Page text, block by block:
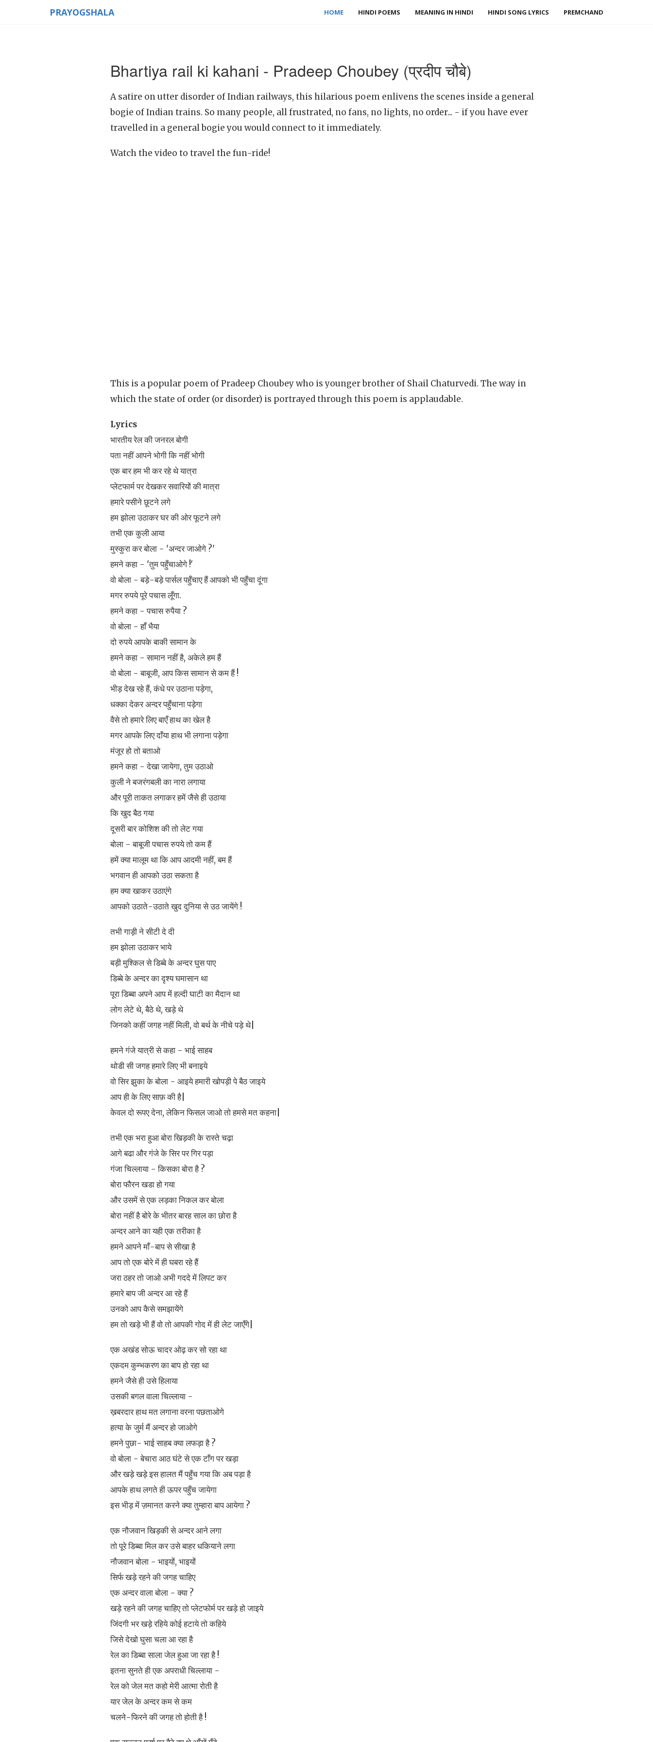
PRAYOGSHALA HOME HINDI POEMS MEANING IN HINDI HINDI SONG LYRICS PREMCHAND
Bhartiya rail ki kahani - Pradeep Choubey (प्रदीप चौबे)
A satire on utter disorder of Indian railways, this hilarious poem enlivens the scenes inside a general
bogie of Indian trains. So many people, all frustrated, no fans, no lights, no order... - if you have ever
travelled in a general bogie you would connect to it immediately.
Watch the video to travel the fun-ride!
This is a popular poem of Pradeep Choubey who is younger brother of Shail Chaturvedi. The way in
which the state of order (or disorder) is portrayed through this poem is applaudable.
Lyrics
भारतीय रेल की जनरल बोगी
पता नहीं आपने भोगी कि नहीं भोगी
एक बार हम भी कर रहे थे यात्रा
प्लेटफार्म पर देखकर सवारियों की मात्रा
हमारे पसीने छूटने लगे
हम झोला उठाकर घर की ओर फूटने लगे
तभी एक कुली आया
मुस्कुरा कर बोला - 'अन्दर जाओगे ?'
हमने कहा - 'तुम पहुँचाओगे !'
वो बोला - बड़े-बड़े पार्सल पहुँचाए हैं आपको भी पहुँचा दूंगा
मगर रुपये पूरे पचास लूँगा.
हमने कहा - पचास रुपैया ?
वो बोला - हाँ भैया
दो रुपये आपके बाकी सामान के
हमने कहा - सामान नहीं है, अकेले हम हैं
वो बोला - बाबूजी, आप किस सामान से कम हैं !
भीड़ देख रहे हैं, कंधे पर उठाना पड़ेगा,
धक्का देकर अन्दर पहुँचाना पड़ेगा
वैसे तो हमारे लिए बाएँ हाथ का खेल है
मगर आपके लिए दाँया हाथ भी लगाना पड़ेगा
मंजूर हो तो बताओ
हमने कहा - देखा जायेगा, तुम उठाओ
कुली ने बजरंगबली का नारा लगाया
और पूरी ताकत लगाकर हमें जैसे ही उठाया
कि खुद बैठ गया
दूसरी बार कोशिश की तो लेट गया
बोला - बाबूजी पचास रुपये तो कम हैं
हमें क्या मालूम था कि आप आदमी नहीं, बम हैं
भगवान ही आपको उठा सकता है
हम क्या खाकर उठाएंगे
आपको उठाते-उठाते खुद दुनिया से उठ जायेंगे !
तभी गाड़ी ने सीटी दे दी
हम झोला उठाकर भाये
बड़ी मुश्किल से डिब्बे के अन्दर घुस पाए
डिब्बे के अन्दर का दृश्य घमासान था
पूरा डिब्बा अपने आप में हल्दी घाटी का मैदान था
लोग लेटे थे, बैठे थे, खड़े थे
जिनको कहीं जगह नहीं मिली, वो बर्थ के नीचे पड़े थे|
हमने गंजे यात्री से कहा - भाई साहब
थोडी सी जगह हमारे लिए भी बनाइये
वो सिर झुका के बोला - आइये हमारी खोपड़ी पे बैठ जाइये
आप ही के लिए साफ़ की है|
केवल दो रूपए देना, लेकिन फिसल जाओ तो हमसे मत कहना|
तभी एक भरा हुआ बोरा खिड़की के रास्ते चढ़ा
आगे बढा और गंजे के सिर पर गिर पड़ा
गंजा चिल्लाया - किसका बोरा है ?
बोरा फौरन खडा हो गया
और उसमें से एक लड़का निकल कर बोला
बोरा नहीं है बोरे के भीतर बारह साल का छोरा है
अन्दर आने का यही एक तरीका है
हमने आपने माँ-बाप से सीखा है
आप तो एक बोरे में ही घबरा रहे हैं
जरा ठहर तो जाओ अभी गददे में लिपट कर
हमारे बाप जी अन्दर आ रहे हैं
उनको आप कैसे समझायेंगे
हम तो खड़े भी हैं वो तो आपकी गोद में ही लेट जाएँगे|
एक अखंड सोऊ चादर ओढ़ कर सो रहा था
एकदम कुम्भकरण का बाप हो रहा था
हमने जैसे ही उसे हिलाया
उसकी बगल वाला चिल्लाया -
ख़बरदार हाथ मत लगाना वरना पछताओगे
हत्या के जुर्म मैं अन्दर हो जाओगे
हमने पुछा- भाई साहब क्या लफड़ा है ?
वो बोला - बेचारा आठ घंटे से एक टाँग पर खड़ा
और खड़े खड़े इस हालत मैं पहुँच गया कि अब पड़ा है
आपके हाथ लगते ही ऊपर पहुँच जायेगा
इस भीड़ में ज़मानत करने क्या तुम्हारा बाप आयेगा ?
एक नौजवान खिड़की से अन्दर आने लगा
तो पूरे डिब्बा मिल कर उसे बाहर धकियाने लगा
नौजवान बोला - भाइयों, भाइयों
सिर्फ खड़े रहने की जगह चाहिए
एक अन्दर वाला बोला - क्या ?
खड़े रहने की जगह चाहिए तो प्लेटफोर्म पर खड़े हो जाइये
जिंदगी भर खड़े रहिये कोई हटाये तो कहिये
जिसे देखो घुसा चला आ रहा है
रेल का डिब्बा साला जेल हुआ जा रहा है !
इतना सुनते ही एक अपराधी चिल्लाया -
रेल को जेल मत कहो मेरी आत्मा रोती है
यार जेल के अन्दर कम से कम
चलने-फिरने की जगह तो होती है !